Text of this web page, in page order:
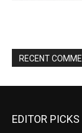
RECENT
EDITOR PICKS